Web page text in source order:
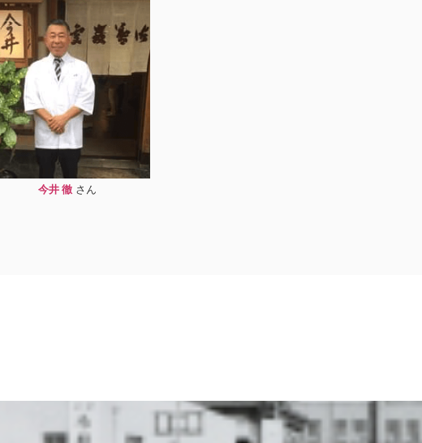
今井 徹